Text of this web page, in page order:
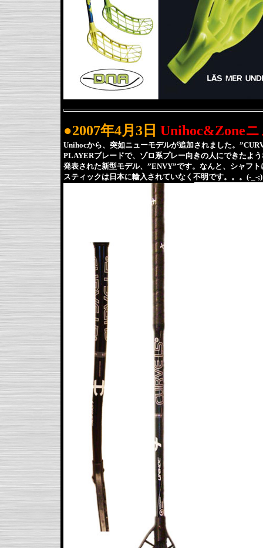
●2007年4月3日 Unihoc&Zone
Unihocから、突如ニューモデルが追加されました。
PLAYERブレードで、ゾロ系プレー向きの人にできたよ
発表された新型モデル、”ENVY”です。なんと、シャフ
スティックは日本に輸入されていなく不明です。。。(-_-;)